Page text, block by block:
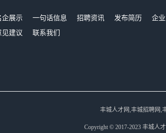
企展示 一句话信息 招聘资讯 发布简历 企
见建议 联系我们
丰城人才网,丰城招聘网,
Copyright © 2017-2023 丰城人